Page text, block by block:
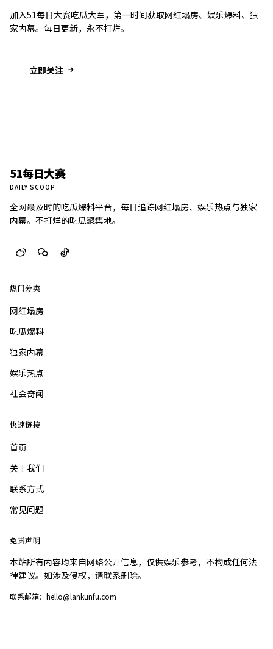
加入51每日大赛吃瓜大军，第一时间获取网红塌房、娱乐爆料、独
家内幕。每日更新，永不打烊。
立即关注
51每日大赛
DAILY SCOOP
全网最及时的吃瓜爆料平台，每日追踪网红塌房、娱乐热点与独家
内幕。不打烊的吃瓜聚集地。
热门分类
网红塌房
吃瓜爆料
独家内幕
娱乐热点
社会奇闻
快速链接
首页
关于我们
联系方式
常见问题
免责声明
本站所有内容均来自网络公开信息，仅供娱乐参考，不构成任何法
律建议。如涉及侵权，请联系删除。
联系邮箱：hello@lankunfu.com